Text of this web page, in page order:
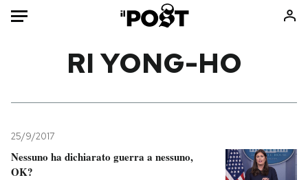
Mondo
Politica
Consumismi
RI YONG-HO
25/9/2017
Nessuno ha dichiarato guerra a nessuno,
OK?